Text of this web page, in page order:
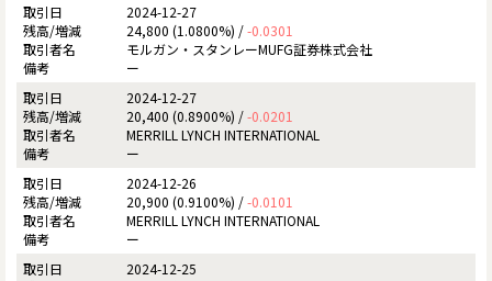
2024-12-27
24,800 (1.0800%) /-0.0301
モルガン・スタンレーMUFG証券株式会社
ー
2024-12-27
20,400 (0.8900%) /-0.0201
MERRILL LYNCH INTERNATIONAL
ー
2024-12-26
20,900 (0.9100%) /-0.0101
MERRILL LYNCH INTERNATIONAL
ー
2024-12-25